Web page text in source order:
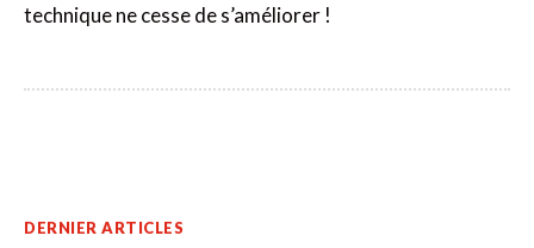
technique ne cesse de s’améliorer !
DERNIER ARTICLES